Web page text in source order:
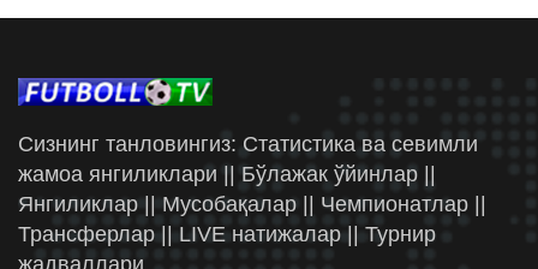
Сизнинг танловингиз: Статистика ва севимли
жамоа янгиликлари || Бўлажак ўйинлар ||
Янгиликлар || Мусобақалар || Чемпионатлар ||
Трансферлар || LIVE натижалар || Турнир